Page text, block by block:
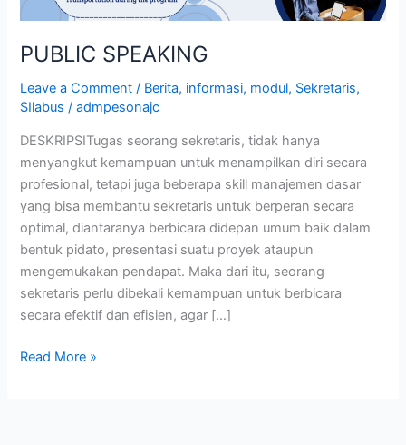
PUBLIC SPEAKING
Leave a Comment / Berita, informasi, modul, Sekretaris,
SIlabus /admpesonajc
DESKRIPSITugas seorang sekretaris, tidak hanya
menyangkut kemampuan untuk menampilkan diri secara
profesional, tetapi juga beberapa skill manajemen dasar
yang bisa membantu sekretaris untuk berperan secara
optimal, diantaranya berbicara didepan umum baik dalam
bentuk pidato, presentasi suatu proyek ataupun
mengemukakan pendapat. Maka dari itu, seorang
sekretaris perlu dibekali kemampuan untuk berbicara
secara efektif dan efisien, agar […]
Read More »